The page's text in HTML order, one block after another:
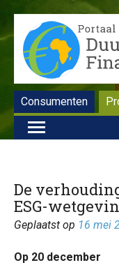
Consumenten
De
ESG-
Geplaatst op 16 mei
Op 20 december